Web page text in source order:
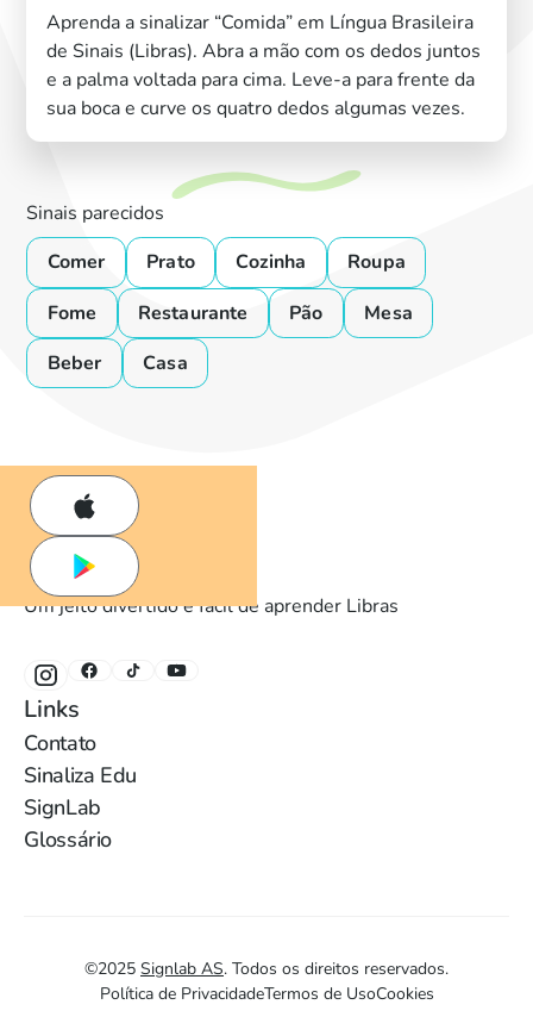
Aprenda a sinalizar “Comida” em Língua Brasileira
de Sinais (Libras). Abra a mão com os dedos juntos
e a palma voltada para cima. Leve-a para frente da
sua boca e curve os quatro dedos algumas vezes.
Sinais parecidos
Comer
Prato Cozinha
Roupa
Fome
Restaurante Pão
Mesa
Beber
Casa
Um jeito divertido e fácil de aprender Libras
Links
Contato
Sinaliza Edu
SignLab
Glossário
©2025 Signlab AS. Todos os direitos reservados.
Política de PrivacidadeTermos de UsoCookies